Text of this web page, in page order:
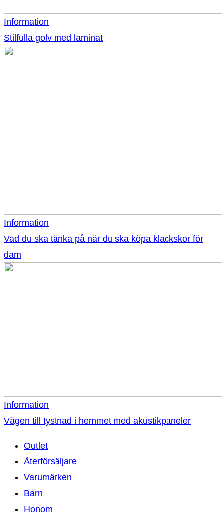
Information
Stilfulla golv med laminat
Information
Vad du ska tänka på när du ska köpa klackskor för
dam
Information
Vägen till tystnad i hemmet med akustikpaneler
Outlet
Återförsäljare
Varumärken
Barn
Honom